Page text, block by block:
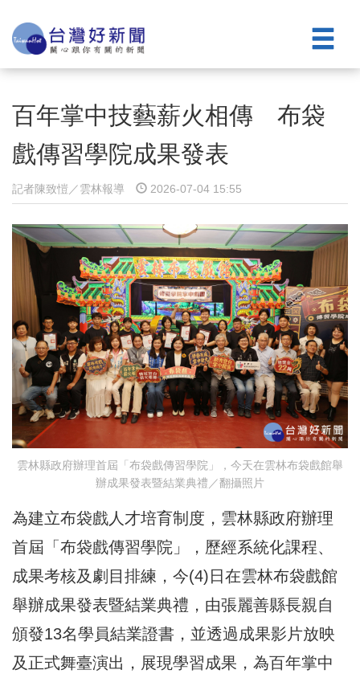
百年掌中技藝薪火相傳 布袋
戲傳習學院成果發表
記者陳致愷／雲林報導 2026-07-04 15:55
雲林縣政府辦理首屆「布袋戲傳習學院」，今天在雲林布袋戲館舉
辦成果發表暨結業典禮／翻攝照片
為建立布袋戲人才培育制度，雲林縣政府辦理
首屆「布袋戲傳習學院」，歷經系統化課程、
成果考核及劇目排練，今(4)日在雲林布袋戲館
舉辦成果發表暨結業典禮，由張麗善縣長親自
頒發13名學員結業證書，並透過成果影片放映
及正式舞臺演出，展現學習成果，為百年掌中